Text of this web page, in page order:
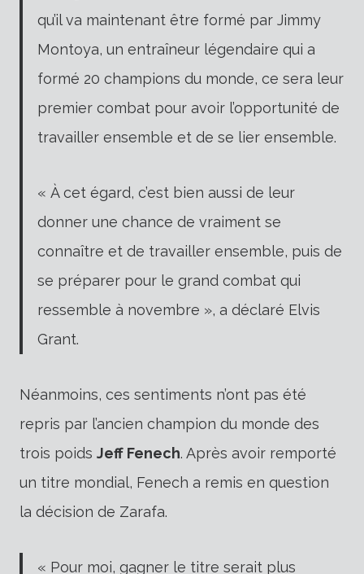
qu’il va maintenant être formé par Jimmy
Montoya, un entraîneur légendaire qui a
formé 20 champions du monde, ce sera leur
premier combat pour avoir l’opportunité de
travailler ensemble et de se lier ensemble.
« À cet égard, c’est bien aussi de leur
donner une chance de vraiment se
connaître et de travailler ensemble, puis de
se préparer pour le grand combat qui
ressemble à novembre », a déclaré Elvis
Grant.
Néanmoins, ces sentiments n’ont pas été
repris par l’ancien champion du monde des
trois poids Jeff Fenech. Après avoir remporté
un titre mondial, Fenech a remis en question
la décision de Zarafa.
« Pour moi, gagner le titre serait plus